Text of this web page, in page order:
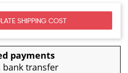
SHIPPING COST
payments
bank transfer